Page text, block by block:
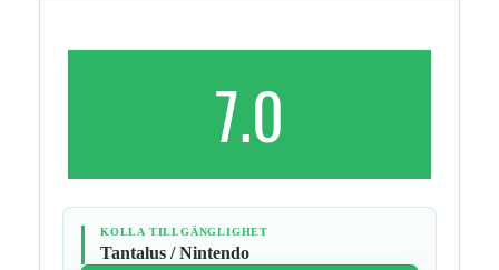
7.0
KOLLA TILLGÄNGLIGHET
Tantalus / Nintendo